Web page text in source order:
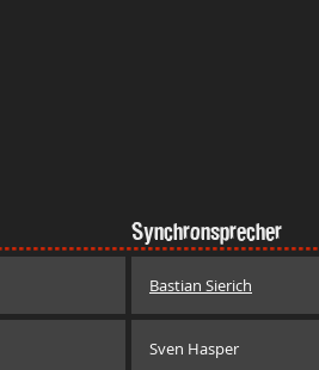
Synchronsprecher
Bastian Sierich
Sven Hasper